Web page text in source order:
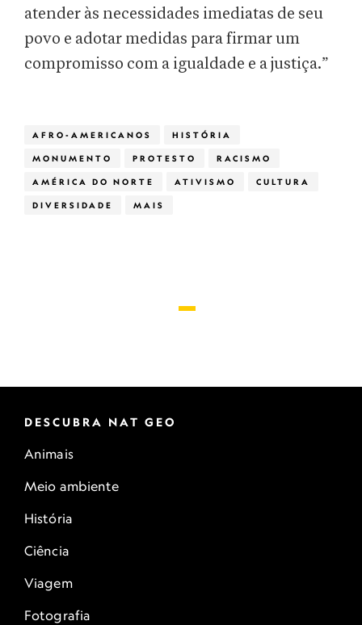
atender às necessidades imediatas de seu
povo e adotar medidas para firmar um
compromisso com a igualdade e a justiça.”
AFRO-AMERICANOS HISTÓRIA
MONUMENTO PROTESTO RACISMO
AMÉRICA DO NORTE ATIVISMO CULTURA
DIVERSIDADE MAIS
DESCUBRA NAT GEO
Animais
Meio ambiente
História
Ciência
Viagem
Fotografia